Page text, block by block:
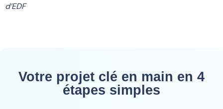
d’EDF
Votre projet clé en main en 4
étapes simples